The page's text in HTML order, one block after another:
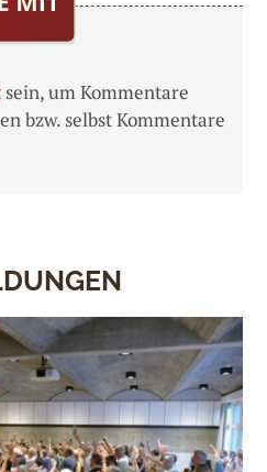
sein, um Kommentare
bzw. selbst Kommentare